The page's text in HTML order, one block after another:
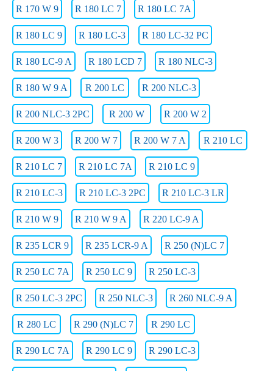
R 170 W 9 R 180 LC 7 R 180 LC 7A
R 180 LC 9 R 180 LC-3 R 180 LC-32 PC
R 180 LC-9 A R 180 LCD 7 R 180 NLC-3
R 180 W 9 A R 200 LC R 200 NLC-3
R 200 NLC-3 2PC R 200 W R 200 W 2
R 200 W 3 R 200 W 7 R 200 W 7 A R 210 LC
R 210 LC 7 R 210 LC 7A R 210 LC 9
R 210 LC-3 R 210 LC-3 2PC R 210 LC-3 LR
R 210 W 9 R 210 W 9 A R 220 LC-9 A
R 235 LCR 9 R 235 LCR-9 A R 250 (N)LC 7
R 250 LC 7A R 250 LC 9 R 250 LC-3
R 250 LC-3 2PC R 250 NLC-3 R 260 NLC-9 A
R 280 LC R 290 (N)LC 7 R 290 LC
R 290 LC 7A R 290 LC 9 R 290 LC-3